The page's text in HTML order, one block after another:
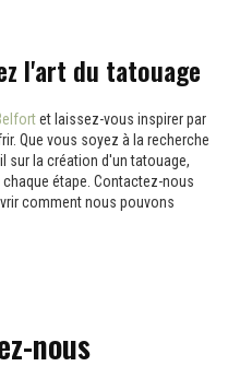
l'art du tatouage
et laissez-vous inspirer par
Que vous soyez à la recherche
sur la création d'un tatouage,
étape. Contactez-nous
comment nous pouvons
nous